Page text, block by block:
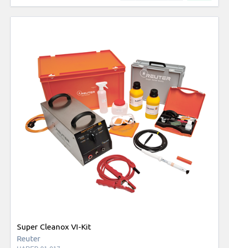
Super Cleanox VI-Kit
Reuter